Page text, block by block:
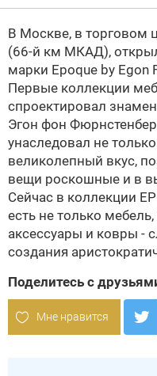
В Москве, в торговом
(66-й км МКАД),
марки Epoque by Egon
Первые коллекции
спроектировал
Эгон фон
унаследовал не
великолепный вкус,
вещи роскошные и в
Сейчас в коллекции
есть не только
аксессуары и ковры -
создания
Поделитесь с
Мне нравится